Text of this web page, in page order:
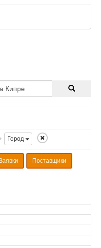
Город
Поставщики